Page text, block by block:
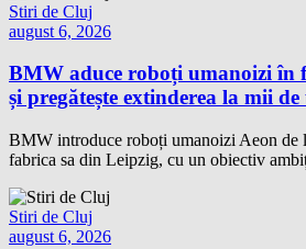
Stiri de Cluj
august 6, 2026
BMW aduce roboți umanoizi în
și pregătește extinderea la mii
BMW introduce roboți umanoizi Aeon de
fabrica sa din Leipzig, cu un obiectiv
Stiri de Cluj
august 6, 2026